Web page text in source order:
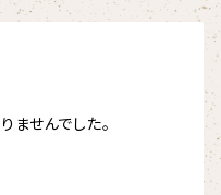
ませんでした。